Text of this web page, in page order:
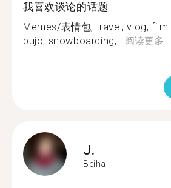
我喜欢谈论的话题
Memes/表情包, travel, vlog,
bujo, snowboarding,...阅读更多
J.
Beihai